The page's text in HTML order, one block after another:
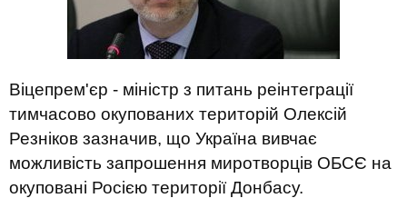
Віцепрем'єр - міністр з питань реінтеграції
тимчасово окупованих територій Олексій
Резніков зазначив, що Україна вивчає
можливість запрошення миротворців ОБСЄ на
окуповані Росією території Донбасу.